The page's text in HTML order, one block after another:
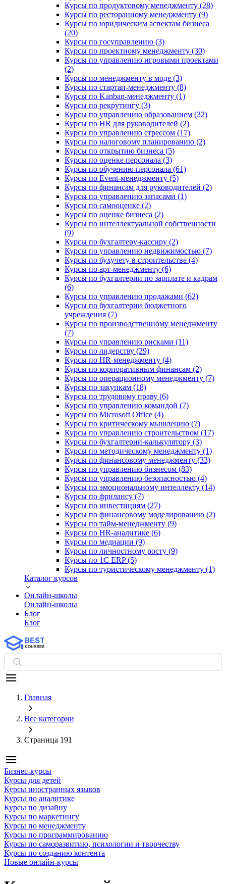
Курсы по продуктовому менеджменту (28)
Курсы по ресторанному менеджменту (9)
Курсы по юридическим аспектам бизнеса
(20)
Курсы по госуправлению (3)
Курсы по проектному менеджменту (30)
Курсы по управлению игровыми проектами
(2)
Курсы по менеджменту в моде (3)
Курсы по стартап-менеджменту (8)
Курсы по Kanban-менеджменту (1)
Курсы по рекрутингу (3)
Курсы по управлению образованием (32)
Курсы по HR для руководителей (2)
Курсы по управлению стрессом (17)
Курсы по налоговому планированию (2)
Курсы по открытию бизнеса (5)
Курсы по оценке персонала (3)
Курсы по обучению персонала (61)
Курсы по Event-менеджменту (5)
Курсы по финансам для руководителей (2)
Курсы по управлению запасами (1)
Курсы по самооценке (2)
Курсы по оценке бизнеса (2)
Курсы по интеллектуальной собственности
(9)
Курсы по бухгалтеру-кассиру (2)
Курсы по управлению недвижимостью (7)
Курсы по бухучету в строительстве (4)
Курсы по арт-менеджменту (6)
Курсы по бухгалтерии по зарплате и кадрам
(6)
Курсы по управлению продажами (62)
Курсы по бухгалтерии бюджетного
учреждения (7)
Курсы по производственному менеджменту
(7)
Курсы по управлению рисками (11)
Курсы по лидерству (29)
Курсы по HR-менеджменту (4)
Курсы по корпоративным финансам (2)
Курсы по операционному менеджменту (7)
Курсы по закупкам (18)
Курсы по трудовому праву (6)
Курсы по управлению командой (7)
Курсы по Microsoft Office (4)
Курсы по критическому мышлению (7)
Курсы по управлению строительством (17)
Курсы по бухгалтерии-калькулятору (3)
Курсы по методическому менеджменту (1)
Курсы по финансовому менеджменту (33)
Курсы по управлению бизнесом (83)
Курсы по управлению безопасностью (4)
Курсы по эмоциональному интеллекту (14)
Курсы по фрилансу (7)
Курсы по инвестициям (27)
Курсы по финансовому моделированию (2)
Курсы по тайм-менеджменту (9)
Курсы по HR-аналитике (6)
Курсы по медиации (9)
Курсы по личностному росту (9)
Курсы по 1С ERP (5)
Курсы по туристическому менеджменту (1)
Каталог курсов
Онлайн-школы
Онлайн-школы
Блог
Блог
Главная
Все категории
Страница 191
Бизнес-курсы
Курсы для детей
Курсы иностранных языков
Курсы по аналитике
Курсы по дизайну
Курсы по маркетингу
Курсы по менеджменту
Курсы по программированию
Курсы по саморазвитию, психологии и творчеству
Курсы по созданию контента
Новые онлайн‑курсы